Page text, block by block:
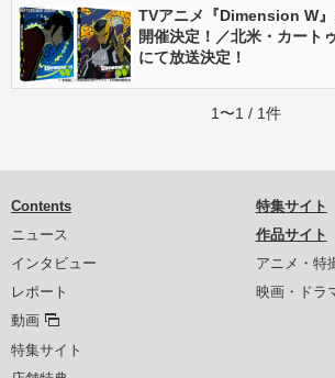
TVアニメ『Dimension W
開催決定！／北米・カート
にて放送決定！
1〜1 / 1件
Contents
ニュース
インタビュー
レポート
動画
特集サイト
特集サイト
作品サイト
アニメ・特
映画・ドラ